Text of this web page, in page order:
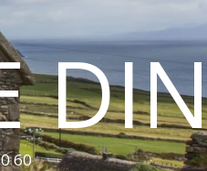
60